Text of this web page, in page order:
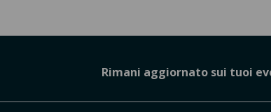
Rimani aggiornato sui tuoi